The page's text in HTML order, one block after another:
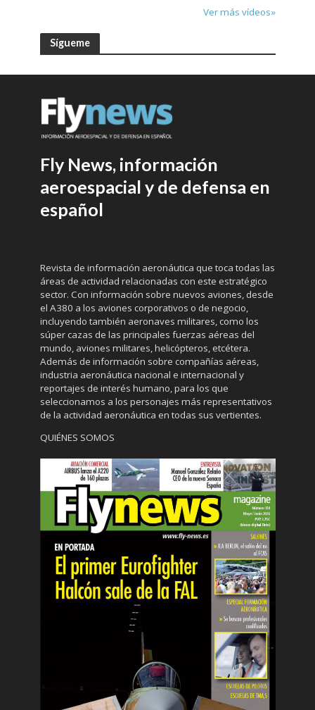
Ver más vídeos»
Sígueme
Fly News, información
aeroespacial y de defensa en
español
Revista de información aeronáutica que toca todas las
áreas de actividad relacionadas con este estratégico
sector. Con información sobre nuevos aviones, desde
el A380 a los aviones corporativos o de negocio,
incluyendo también aeronaves militares, como los
súper cazas de las principales fuerzas aéreas del
mundo, aviones militares, helicópteros, etcétera.
Además de información sobre compañías aéreas,
industria aeronáutica nacional e internacional y
reportajes de interés humano, para los que
seleccionamos a los personajes más representativos
de la actividad aeronáutica en todas sus vertientes.
QUIÉNES SOMOS